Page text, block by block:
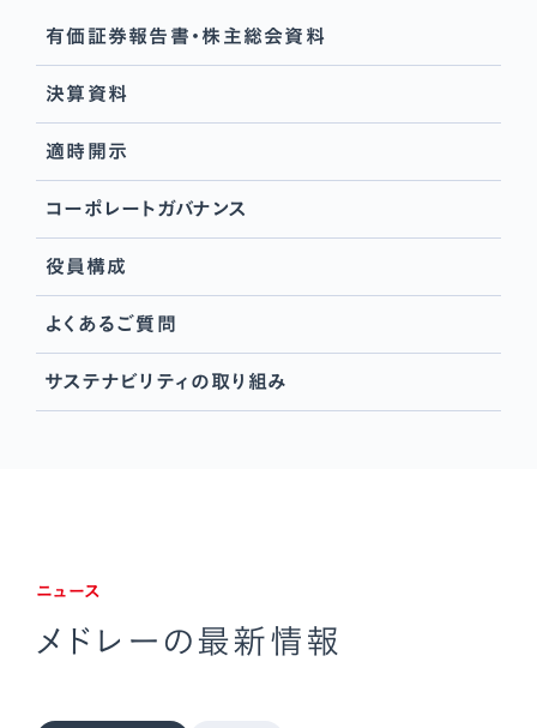
有価証券報告書･株主総会資料
決算資料
適時開示
コーポレートガバナンス
役員構成
よくあるご質問
サステナビリティの取り組み
ニュース
メドレーの最新情報